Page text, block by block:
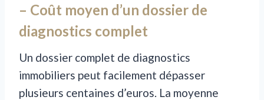
– Coût moyen d’un dossier de
diagnostics complet
Un dossier complet de diagnostics
immobiliers peut facilement dépasser
plusieurs centaines d’euros. La moyenne